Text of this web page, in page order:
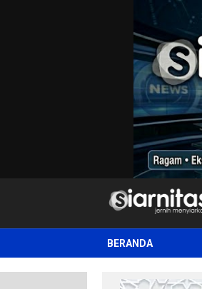
siarnitas
Jernih Menyiarkan
BERANDA